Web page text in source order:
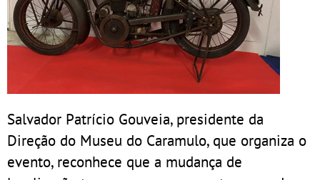
Salvador Patrício Gouveia, presidente da
Direção do Museu do Caramulo, que organiza o
evento, reconhece que a mudança de